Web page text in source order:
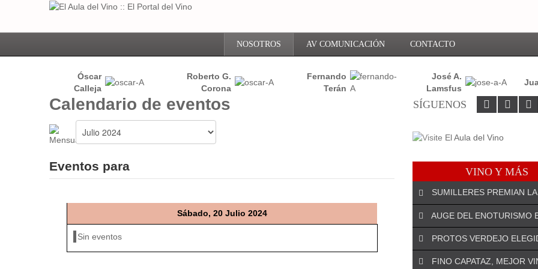
NOSOTROS AV COMUNICACIÓN CONTACTO
Óscar
Calleja
Roberto G.
Corona
Fernando
Terán
José A.
Lamsfus
Calendario de eventos
Eventos para
Sábado, 20 Julio 2024
Sin eventos
SÍGUENOS
VINO Y MÁS
SUMILLERES PREMIAN LA
El especialista riojano José
AUGE DEL ENOTURISMO
PROTOS VERDEJO
FINO CAPATAZ, MEJOR